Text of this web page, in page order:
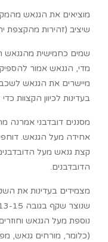
מוציאים את הגנאש
שיציב (זהירות מהקצפת
שמים כחמישית מהגנאש
מדי, הגנאש אמור
מיישרים את הגנאש
בעדינות לכיוון הקצוות
מסננים דובדבני אמרנה
אחידה מעל הגנאש.
קצת גנאש מעל
הדובדבנים.
מצמידים בעדינות את
נוספת מעל הגנאש
(כלומר, מורחים גנאש,